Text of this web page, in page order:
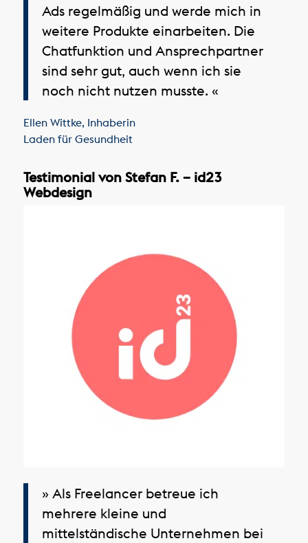
Ads regelmäßig und werde mich in
weitere Produkte einarbeiten. Die
Chatfunktion und Ansprechpartner
sind sehr gut, auch wenn ich sie
noch nicht nutzen musste. «
Ellen Wittke, Inhaberin
Laden für Gesundheit
Testimonial von Stefan F. – id23
Webdesign
» Als Freelancer betreue ich
mehrere kleine und
mittelständische Unternehmen bei